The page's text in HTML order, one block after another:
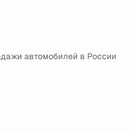
автомобилей в России